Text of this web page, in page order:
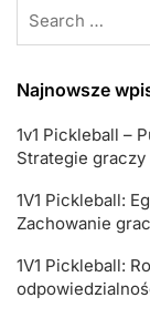
Najnowsze
1v1 Pickleball –
Strategie graczy
1V1 Pickleball:
Zachowanie
1V1 Pickleball: